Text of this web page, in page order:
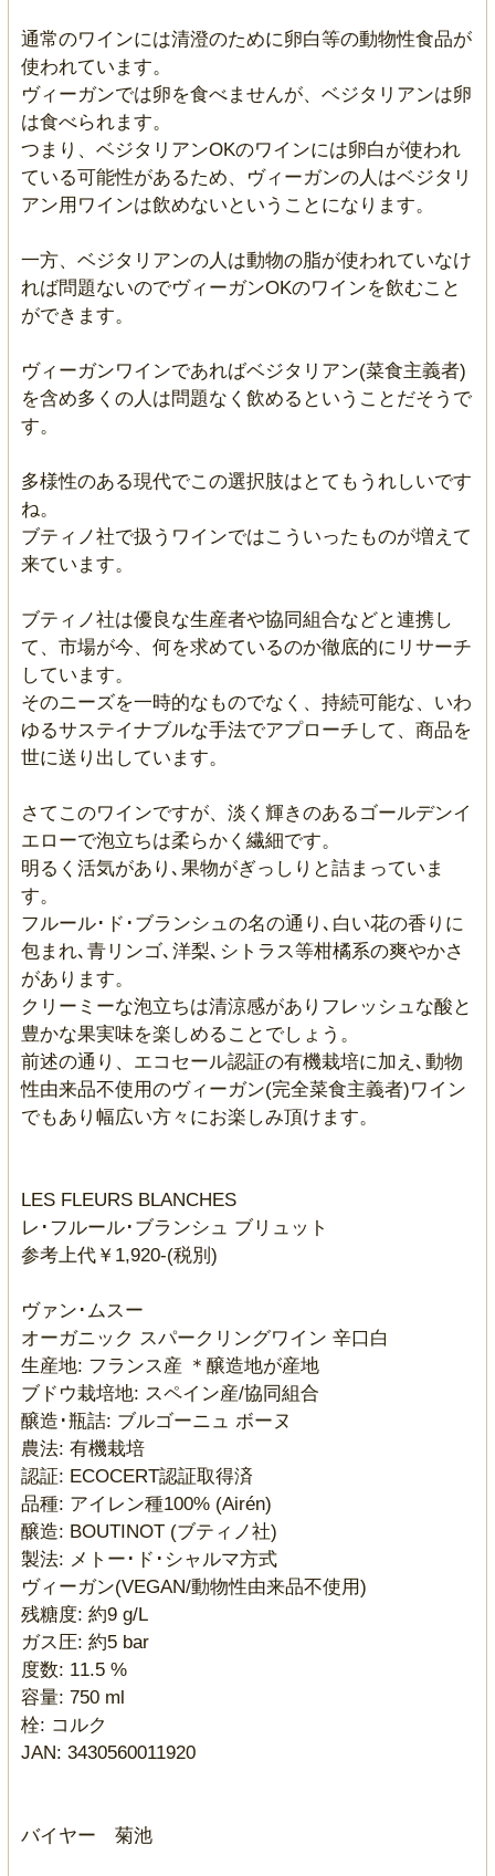
通常のワインには清澄のために卵白等の動物性食品が
使われています。
ヴィーガンでは卵を食べませんが、ベジタリアンは卵
は食べられます。
つまり、ベジタリアンOKのワインには卵白が使われ
ている可能性があるため、ヴィーガンの人はベジタリ
アン用ワインは飲めないということになります。
一方、ベジタリアンの人は動物の脂が使われていなけ
れば問題ないのでヴィーガンOKのワインを飲むこと
ができます。
ヴィーガンワインであればベジタリアン(菜食主義者)
を含め多くの人は問題なく飲めるということだそうで
す。
多様性のある現代でこの選択肢はとてもうれしいです
ね。
ブティノ社で扱うワインではこういったものが増えて
来ています。
ブティノ社は優良な生産者や協同組合などと連携し
て、市場が今、何を求めているのか徹底的にリサーチ
しています。
そのニーズを一時的なものでなく、持続可能な、いわ
ゆるサステイナブルな手法でアプローチして、商品を
世に送り出しています。
さてこのワインですが、淡く輝きのあるゴールデンイ
エローで泡立ちは柔らかく繊細です。
明るく活気があり､果物がぎっしりと詰まっていま
す。
フルール･ド･ブランシュの名の通り､白い花の香りに
包まれ､青リンゴ､洋梨､シトラス等柑橘系の爽やかさ
があります。
クリーミーな泡立ちは清涼感がありフレッシュな酸と
豊かな果実味を楽しめることでしょう。
前述の通り、エコセール認証の有機栽培に加え､動物
性由来品不使用のヴィーガン(完全菜食主義者)ワイン
でもあり幅広い方々にお楽しみ頂けます。
LES FLEURS BLANCHES
レ･フルール･ブランシュ ブリュット
参考上代￥1,920-(税別)
ヴァン･ムスー
オーガニック スパークリングワイン 辛口白
生産地: フランス産 ＊醸造地が産地
ブドウ栽培地: スペイン産/協同組合
醸造･瓶詰: ブルゴーニュ ボーヌ
農法: 有機栽培
認証: ECOCERT認証取得済
品種: アイレン種100% (Airén)
醸造: BOUTINOT (ブティノ社)
製法: メトー･ド･シャルマ方式
ヴィーガン(VEGAN/動物性由来品不使用)
残糖度: 約9 g/L
ガス圧: 約5 bar
度数: 11.5 %
容量: 750 ml
栓: コルク
JAN: 3430560011920
バイヤー 菊池